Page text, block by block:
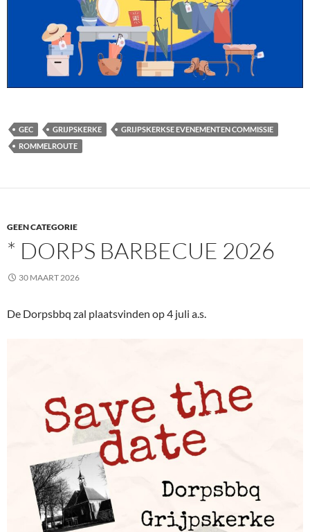
GEC GRIJPSKERKE
GRIJPSKERKSE EVENEMENTEN COMMISSIE
ROMMELROUTE
GEEN CATEGORIE
* DORPS BARBECUE 2026
30 MAART 2026
De Dorpsbbq zal plaatsvinden op 4 juli a.s.